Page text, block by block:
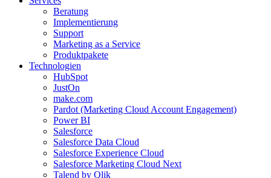
Beratung
Implementierung
Support
Marketing as a Service
Produktpakete
Technologien
HubSpot
JustOn
make.com
Pardot (Marketing Cloud Account Engagement)
Power BI
Salesforce
Salesforce Data Cloud
Salesforce Experience Cloud
Salesforce Marketing Cloud Next
Talend by Qlik